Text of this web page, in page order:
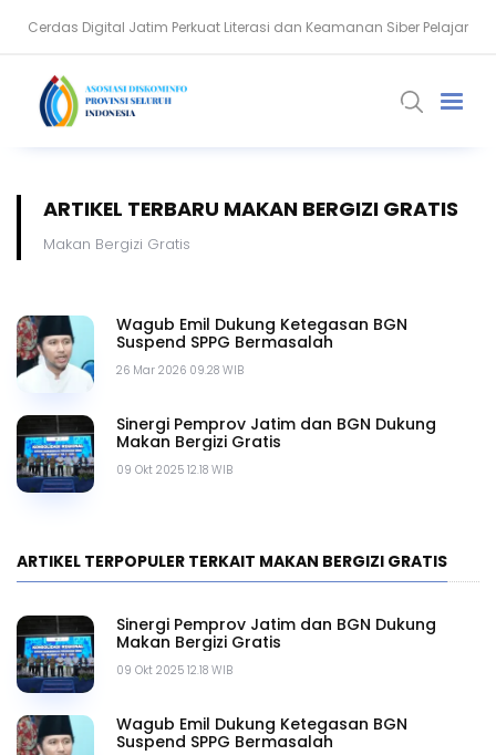
Cerdas Digital Jatim Perkuat Literasi dan Keamanan Siber Pelajar
339 Peserta Ikuti SIPINTER Desa, Perkuat PPID dan Transparansi
ARTIKEL TERBARU MAKAN BERGIZI GRATIS
Makan Bergizi Gratis
26 Mar 2026 09.28 WIB
Wagub Emil Dukung Ketegasan BGN
Suspend SPPG Bermasalah
09 Okt 2025 12.18 WIB
Sinergi Pemprov Jatim dan BGN Dukung
Makan Bergizi Gratis
ARTIKEL TERPOPULER TERKAIT MAKAN BERGIZI GRATIS
09 Okt 2025 12.18 WIB
Sinergi Pemprov Jatim dan BGN Dukung
Makan Bergizi Gratis
Wagub Emil Dukung Ketegasan BGN
Suspend SPPG Bermasalah